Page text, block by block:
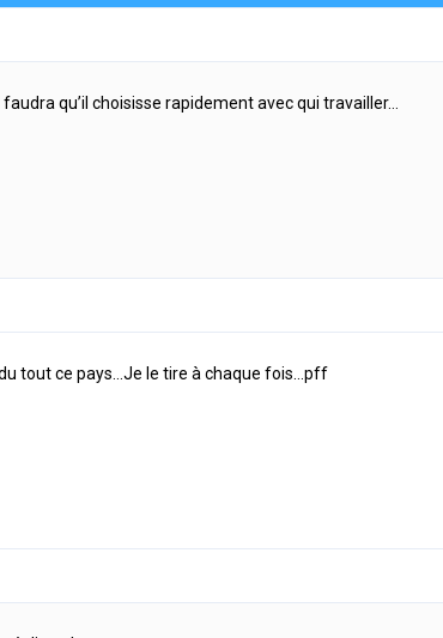
qu’il choisisse rapidement avec qui travailler…
tout ce pays…Je le tire à chaque fois…pff